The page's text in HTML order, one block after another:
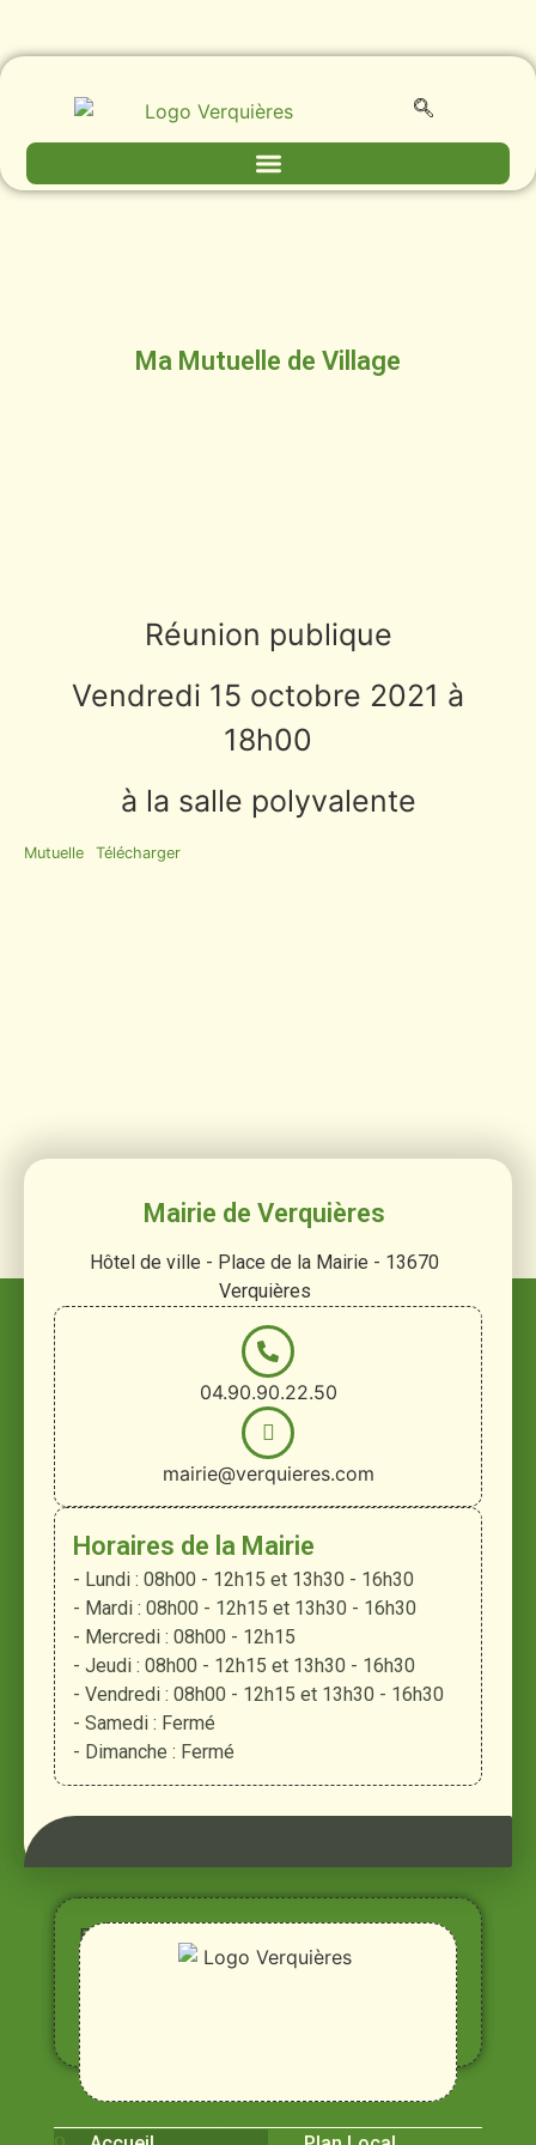
Ma Mutuelle de Village
Réunion publique
Vendredi 15 octobre 2021 à
18h00
à la salle polyvalente
Mutuelle Télécharger
Mairie de Verquières
Hôtel de ville - Place de la Mairie - 13670
Verquières
04.90.90.22.50
mairie@verquieres.com
Horaires de la Mairie
- Lundi : 08h00 - 12h15 et 13h30 - 16h30
- Mardi : 08h00 - 12h15 et 13h30 - 16h30
- Mercredi : 08h00 - 12h15
- Jeudi : 08h00 - 12h15 et 13h30 - 16h30
- Vendredi : 08h00 - 12h15 et 13h30 - 16h30
- Samedi : Fermé
- Dimanche : Fermé
Entre
Rhône,
Alpilles
et
Durance